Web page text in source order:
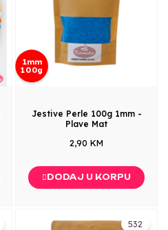
1mm
100g
Jestive Perle 100g 1mm -
Plave Mat
2,90 KM
DODAJ U KORPU
532